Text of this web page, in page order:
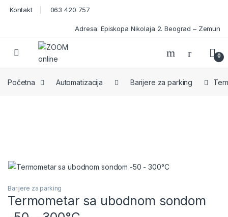
Skip to navigation
Skip to content
Kontakt 063 420 757
Adresa: Episkopa Nikolaja 2. Beograd – Zemun
Open 0
Početna Automatizacija Barijere za parking
Barijere za parking
Termometar sa ubodnom sondom